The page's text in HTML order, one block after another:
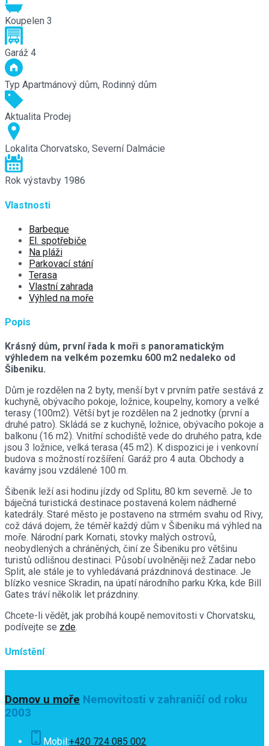
Koupelen 3
Garáž 4
Typ Apartmánový dům, Rodinný dům
Aktualita Prodej
Lokalita Chorvatsko, Severní Dalmácie
Rok výstavby 1986
Vlastnosti
Barbeque
El. spotřebiče
Na pláži
Parkovací stání
Terasa
Vlastní zahrada
Výhled na moře
Popis
Krásný dům, první řada k moři s panoramatickým
výhledem na velkém pozemku 600 m2 nedaleko od
Šibeniku.
Dům je rozdělen na 2 byty, menší byt v prvním patře sestává z
kuchyně, obývacího pokoje, ložnice, koupelny, komory a velké
terasy (100m2). Větší byt je rozdělen na 2 jednotky (první a
druhé patro). Skládá se z kuchyně, ložnice, obývacího pokoje a
balkonu (16 m2). Vnitřní schodiště vede do druhého patra, kde
jsou 3 ložnice, velká terasa (45 m2). K dispozici je i venkovní
budova s možností rozšíření. Garáž pro 4 auta. Obchody a
kavárny jsou vzdálené 100 m.
Šibenik leží asi hodinu jízdy od Splitu, 80 km severně. Je to
báječná turistická destinace postavená kolem nádherné
katedrály. Staré město je postaveno na strmém svahu od Rivy,
což dává dojem, že téměř každý dům v Šibeniku má výhled na
moře. Národní park Kornati, stovky malých ostrovů,
neobydlených a chráněných, činí ze Šibeniku pro většinu
turistů odlišnou destinaci. Působí uvolněněji než Zadar nebo
Split, ale stále je to vyhledávaná prázdninová destinace. Je
blízko vesnice Skradin, na úpatí národního parku Krka, kde Bill
Gates tráví několik let prázdniny.
Chcete-li vědět, jak probíhá koupě nemovitosti v Chorvatsku,
podívejte se zde.
Umístění
Domov u moře Nemovitosti v zahraničí od roku
2003
Mobil:+420 724 085 002